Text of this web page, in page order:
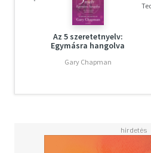
Olvasd el mások
Az 5 szeretetnyelv:
Egymásra hangolva
Gary Chapman